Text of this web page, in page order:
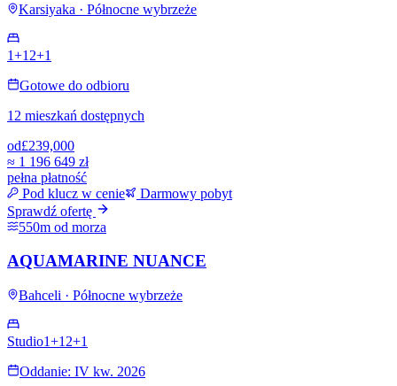
Karsiyaka · Północne wybrzeże
1+1 2+1
Gotowe do odbioru
12 mieszkań dostępnych
od£239,000
≈ 1 196 649 zł
pełna płatność
Pod klucz w cenie
Darmowy pobyt
Sprawdź ofertę
550m od morza
AQUAMARINE NUANCE
Bahceli · Północne wybrzeże
Studio1+1 2+1
Oddanie: IV kw. 2026